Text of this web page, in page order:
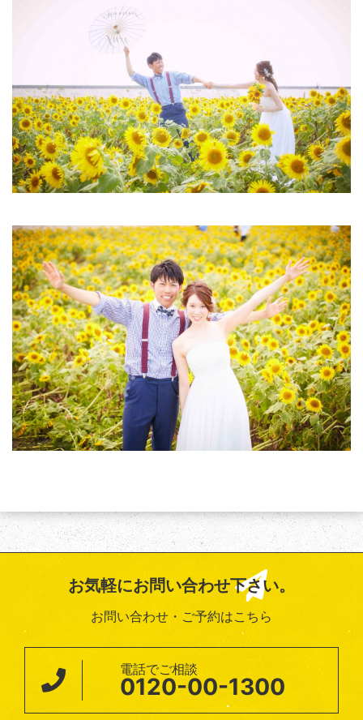
お気軽にお問い合わせ下さい。
お問い合わせ・ご予約はこちら
電話でご相談
0120-00-1300